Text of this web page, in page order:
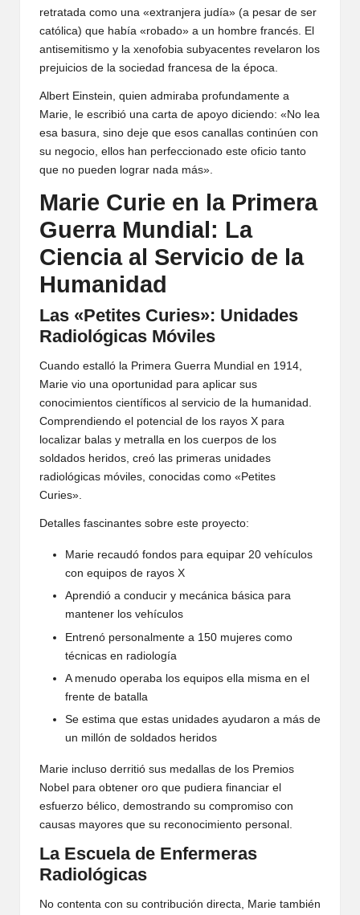
retratada como una «extranjera judía» (a pesar de ser
católica) que había «robado» a un hombre francés. El
antisemitismo y la xenofobia subyacentes revelaron los
prejuicios de la sociedad francesa de la época.
Albert Einstein, quien admiraba profundamente a
Marie, le escribió una carta de apoyo diciendo: «No lea
esa basura, sino deje que esos canallas continúen con
su negocio, ellos han perfeccionado este oficio tanto
que no pueden lograr nada más».
Marie Curie en la Primera
Guerra Mundial: La
Ciencia al Servicio de la
Humanidad
Las «Petites Curies»: Unidades
Radiológicas Móviles
Cuando estalló la Primera Guerra Mundial en 1914,
Marie vio una oportunidad para aplicar sus
conocimientos científicos al servicio de la humanidad.
Comprendiendo el potencial de los rayos X para
localizar balas y metralla en los cuerpos de los
soldados heridos, creó las primeras unidades
radiológicas móviles, conocidas como «Petites
Curies».
Detalles fascinantes sobre este proyecto:
Marie recaudó fondos para equipar 20 vehículos
con equipos de rayos X
Aprendió a conducir y mecánica básica para
mantener los vehículos
Entrenó personalmente a 150 mujeres como
técnicas en radiología
A menudo operaba los equipos ella misma en el
frente de batalla
Se estima que estas unidades ayudaron a más de
un millón de soldados heridos
Marie incluso derritió sus medallas de los Premios
Nobel para obtener oro que pudiera financiar el
esfuerzo bélico, demostrando su compromiso con
causas mayores que su reconocimiento personal.
La Escuela de Enfermeras
Radiológicas
No contenta con su contribución directa, Marie también